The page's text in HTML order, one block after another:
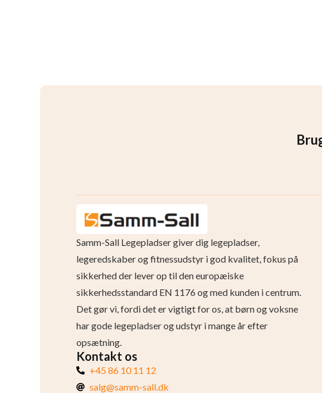
Samm-Sall Legepladser giver dig legepladser,
legeredskaber og fitnessudstyr i god kvalitet, fokus på
sikkerhed der lever op til den europæiske
sikkerhedsstandard EN 1176 og med kunden i centrum.
Det gør vi, fordi det er vigtigt for os, at børn og voksne
har gode legepladser og udstyr i mange år efter
opsætning.
Kontakt os
+45 86 10 11 12
salg@samm-sall.dk